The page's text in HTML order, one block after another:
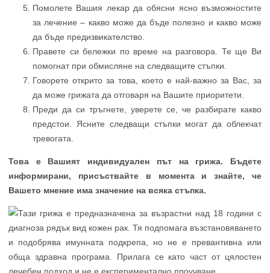
Помолете Вашия лекар да обясни ясно възможностите
за лечение – какво може да бъде полезно и какво може
да бъде предизвикателство.
Правете си бележки по време на разговора. Те ще Ви
помогнат при обмисляне на следващите стъпки.
Говорете открито за това, което е най-важно за Вас, за
да може грижата да отговаря на Вашите приоритети.
Преди да си тръгнете, уверете се, че разбирате какво
предстои. Ясните следващи стъпки могат да облекчат
тревогата.
Това е Вашият индивидуален път на грижа. Бъдете
информирани, присъствайте в момента и знайте, че
Вашето мнение има значение на всяка стъпка.